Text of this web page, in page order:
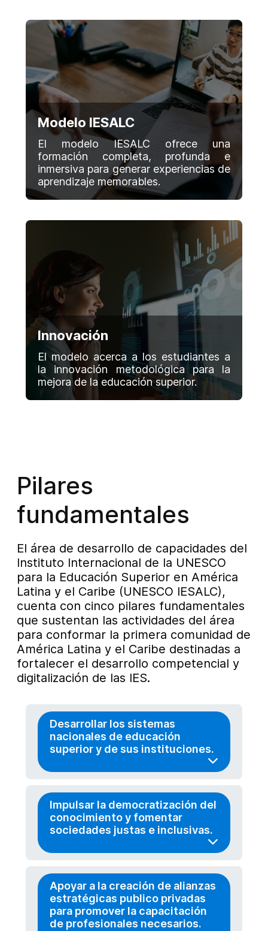
Modelo IESALC
El modelo IESALC ofrece una
formación completa, profunda e
inmersiva para generar experiencias de
aprendizaje memorables.
Innovación
El modelo acerca a los estudiantes a
la innovación metodológica para la
mejora de la educación superior.
Pilares
fundamentales
El área de desarrollo de capacidades del
Instituto Internacional de la UNESCO
para la Educación Superior en América
Latina y el Caribe (UNESCO IESALC),
cuenta con cinco pilares fundamentales
que sustentan las actividades del área
para conformar la primera comunidad de
América Latina y el Caribe destinadas a
fortalecer el desarrollo competencial y
digitalización de las IES.
Desarrollar los sistemas
nacionales de educación
superior y de sus instituciones.
Impulsar la democratización del
conocimiento y fomentar
sociedades justas e inclusivas.
Apoyar a la creación de alianzas
estratégicas publico privadas
para promover la capacitación
de profesionales necesarios.